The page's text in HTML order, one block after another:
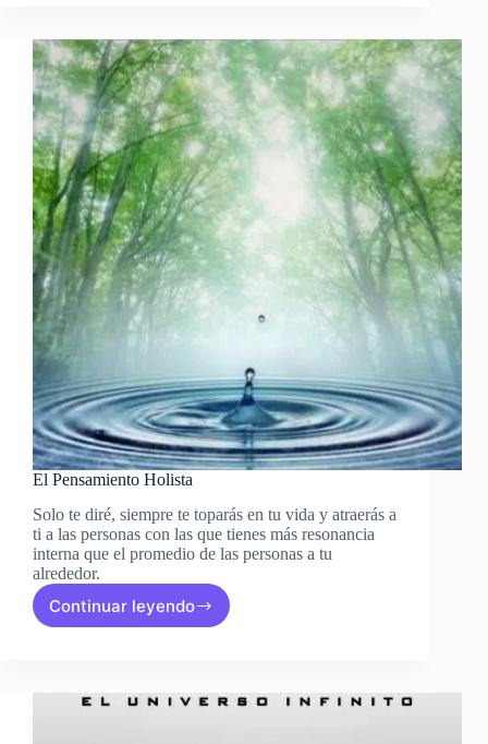
Vibración
Energética
El Pensamiento Holista
Solo te diré, siempre te toparás en tu vida y atraerás a
ti a las personas con las que tienes más resonancia
interna que el promedio de las personas a tu
alrededor.
Continuar leyendo
El